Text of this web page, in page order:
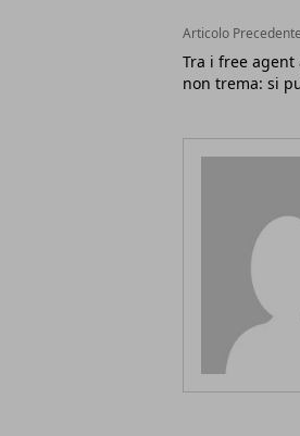
Articolo Precedente
Tra i free agent
non trema: si